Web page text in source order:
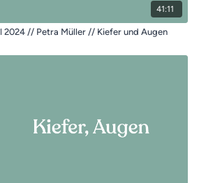
41:11
2024 // Petra Müller // Kiefer und Augen